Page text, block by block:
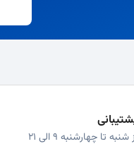
شنبه تا چهارشنبه 9 الی 21